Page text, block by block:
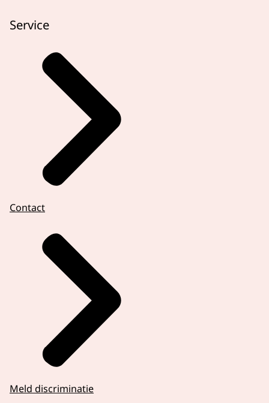
Service
Contact
Meld discriminatie